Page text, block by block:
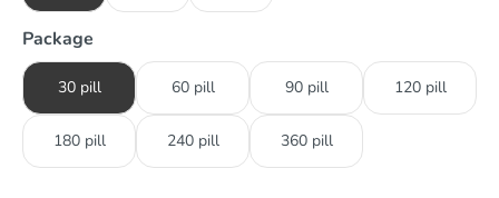
Package
30 pill 60 pill 90 pill 120 pill
180 pill 240 pill 360 pill